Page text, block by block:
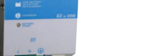
& WLAN
/ Kommunikation